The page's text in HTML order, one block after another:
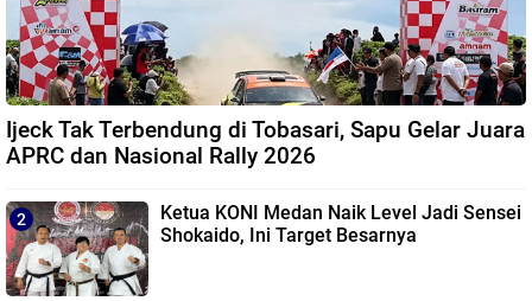
Ijeck Tak Terbendung di Tobasari, Sapu Gelar Juara
APRC dan Nasional Rally 2026
Ketua KONI Medan Naik Level Jadi Sensei
Shokaido, Ini Target Besarnya